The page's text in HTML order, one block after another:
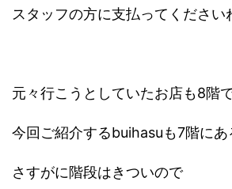
スタッフの方に支払ってくださ
元々行こうとしていたお店も8階
今回ご紹介するbuihasuも7階に
さすがに階段はきついので